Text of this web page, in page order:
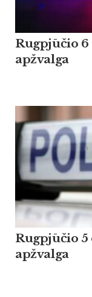
Rugpjūčio
apžvalga
Rugpjūčio
apžvalga